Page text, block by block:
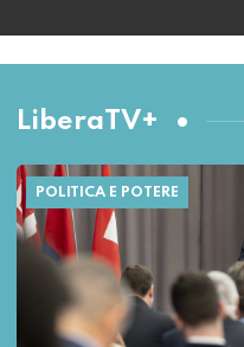
LiberaTV+
POLITICA E POTERE